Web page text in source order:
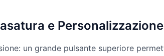
e
un grande pulsante superiore